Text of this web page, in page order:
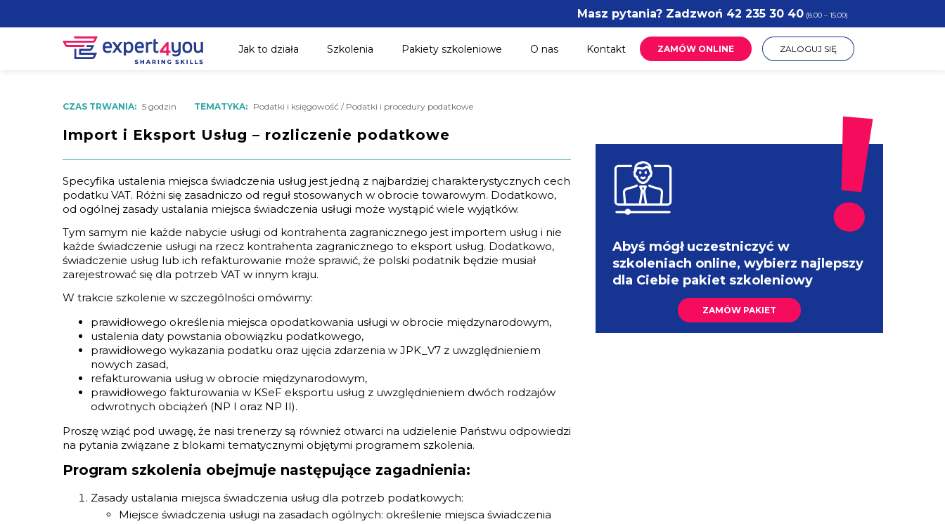
Masz pytania? Zadzwoń 42 235 30 40(8.00 – 15.00)
Jak to działa Szkolenia Pakiety szkoleniowe O nas Kontakt ZAMÓW ONLINE ZALOGUJ SIĘ
CZAS TRWANIA: 5 godzin TEMATYKA: Podatki i księgowość / Podatki i procedury podatkowe
Import i Eksport Usług – rozliczenie podatkowe
Specyfika ustalenia miejsca świadczenia usług jest jedną z najbardziej charakterystycznych cech
podatku VAT. Różni się zasadniczo od reguł stosowanych w obrocie towarowym. Dodatkowo,
od ogólnej zasady ustalania miejsca świadczenia usługi może wystąpić wiele wyjątków.
Tym samym nie każde nabycie usługi od kontrahenta zagranicznego jest importem usług i nie
każde świadczenie usługi na rzecz kontrahenta zagranicznego to eksport usług. Dodatkowo,
świadczenie usług lub ich refakturowanie może sprawić, że polski podatnik będzie musiał
zarejestrować się dla potrzeb VAT w innym kraju.
W trakcie szkolenie w szczególności omówimy:
prawidłowego określenia miejsca opodatkowania usługi w obrocie międzynarodowym,
ustalenia daty powstania obowiązku podatkowego,
prawidłowego wykazania podatku oraz ujęcia zdarzenia w JPK_V7 z uwzględnieniem
nowych zasad,
refakturowania usług w obrocie międzynarodowym,
prawidłowego fakturowania w KSeF eksportu usług z uwzględnieniem dwóch rodzajów
odwrotnych obciążeń (NP I oraz NP II).
Proszę wziąć pod uwagę, że nasi trenerzy są również otwarci na udzielenie Państwu odpowiedzi
na pytania związane z blokami tematycznymi objętymi programem szkolenia.
Program szkolenia obejmuje następujące zagadnienia:
Zasady ustalania miejsca świadczenia usług dla potrzeb podatkowych:
Miejsce świadczenia usługi na zasadach ogólnych: określenie miejsca świadczenia
Abyś mógł uczestniczyć w
szkoleniach online, wybierz najlepszy
dla Ciebie pakiet szkoleniowy
ZAMÓW PAKIET